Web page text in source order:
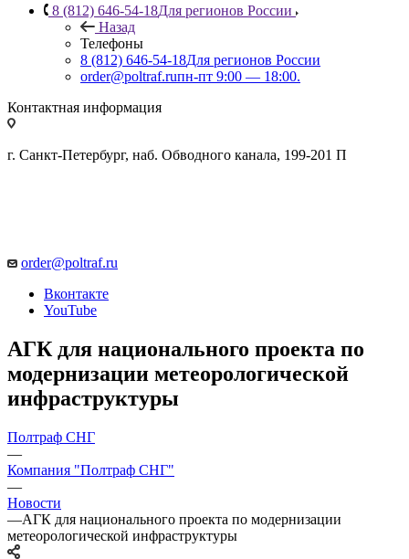
8 (812) 646-54-18Для регионов России
Назад
Телефоны
8 (812) 646-54-18Для регионов России
order@poltraf.ruпн-пт 9:00 — 18:00.
Контактная информация
г. Санкт-Петербург, наб. Обводного канала, 199-201 П
order@poltraf.ru
Вконтакте
YouTube
АГК для национального проекта по
модернизации метеорологической
инфраструктуры
Полтраф СНГ
—
Компания "Полтраф СНГ"
—
Новости
—АГК для национального проекта по модернизации
метеорологической инфраструктуры